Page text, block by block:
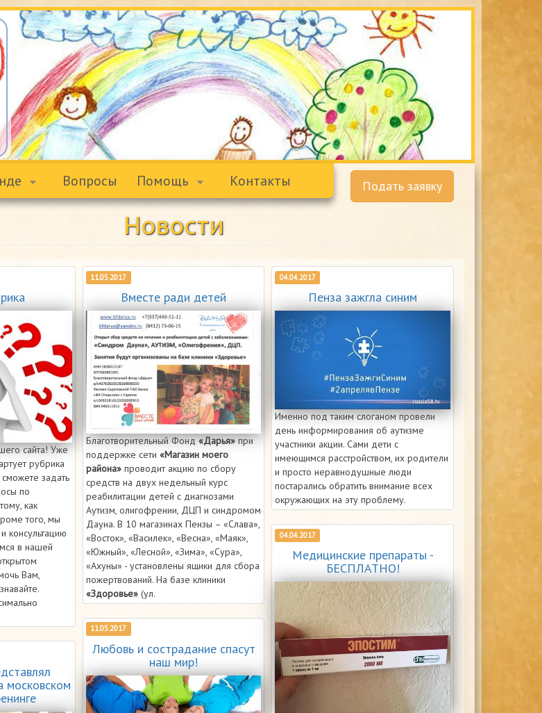
Вопросы Помощь Контакты Подать заявку
Новости
сайта! Уже
рубрика
задать
по
как
того, мы
консультацию
в нашей
Вам,
московском
11.05.2017
Вместе ради детей
Благотворительный Фонд«Дарья»при
поддержке сети «Магазин моего
района»проводит акцию по сбору
средств на двух недельный курс
реабилитации детей с диагнозами
Аутизм, олигофрении, ДЦП и синдромом
Дауна. В 10 магазинах Пензы – «Слава»,
«Восток», «Василек», «Весна», «Маяк»,
«Южный», «Лесной», «Зима», «Сура»,
«Ахуны» - установлены ящики для сбора
пожертвований. На базе клиники
«Здоровье»(ул.
11.05.2017
Любовь и сострадание спасут
наш мир!
04.04.2017
Пенза зажгла синим
Именно под таким слоганом провели
день информирования об аутизме
участники акции. Сами дети с
имеющимся расстройством, их родители
и просто неравнодушные люди
постарались обратить внимание всех
окружающих на эту проблему.
04.04.2017
Медицинские препараты -
БЕСПЛАТНО!